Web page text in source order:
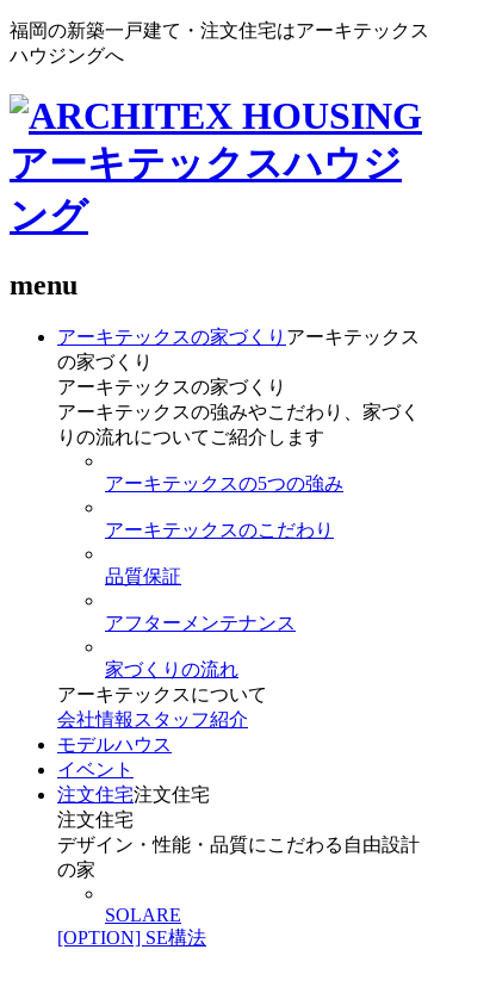
福岡の新築一戸建て・注文住宅はアーキテックス
ハウジングへ
menu
アーキテックスの家づくり アーキテックス
の家づくり
アーキテックスの家づくり
アーキテックスの強みやこだわり、家づく
りの流れについてご紹介します
アーキテックスの5つの強み
アーキテックスのこだわり
品質保証
アフターメンテナンス
家づくりの流れ
アーキテックスについて
会社情報 スタッフ紹介
モデルハウス
イベント
注文住宅注文住宅
注文住宅
デザイン・性能・品質にこだわる自由設計
の家
SOLARE
[OPTION] SE構法